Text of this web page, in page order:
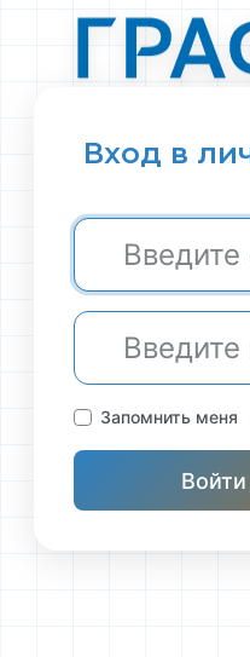
Вход в
Запомнить меня